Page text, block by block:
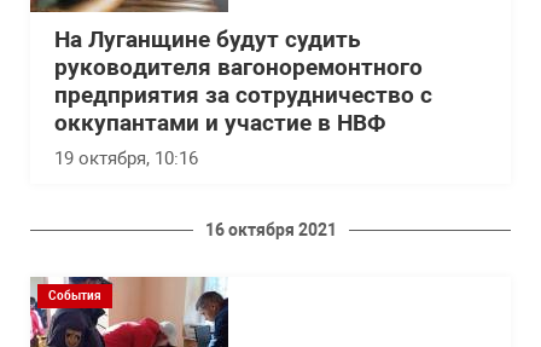
На Луганщине будут судить
руководителя вагоноремонтного
предприятия за сотрудничество с
оккупантами и участие в НВФ
19 октября, 10:16
16 октября 2021
События